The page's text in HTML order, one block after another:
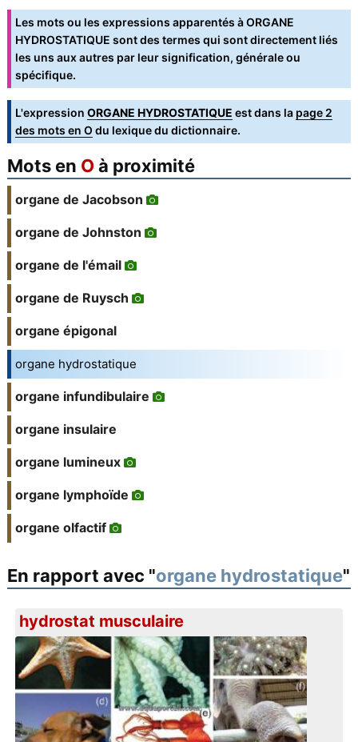
Les mots ou les expressions apparentés à ORGANE
HYDROSTATIQUE sont des termes qui sont directement liés
les uns aux autres par leur signification, générale ou
spécifique.
L'expression ORGANE HYDROSTATIQUE est dans la page 2
des mots en O du lexique du dictionnaire.
Mots en O à proximité
organe de Jacobson
organe de Johnston
organe de l'émail
organe de Ruysch
organe épigonal
organe hydrostatique
organe infundibulaire
organe insulaire
organe lumineux
organe lymphoïde
organe olfactif
En rapport avec "organe hydrostatique"
hydrostat musculaire